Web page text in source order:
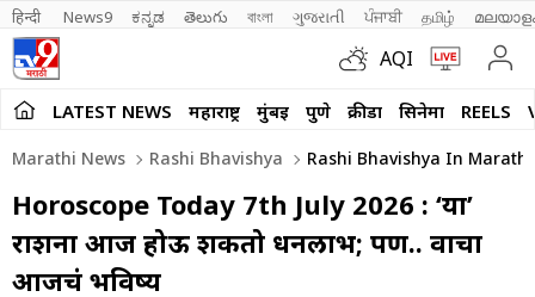
हिन्दी News9 ಕನ್ನಡ తెలుగు বাংলা ગુજરાતી ਪੰਜਾਬੀ தமிழ்
AQI
LATEST NEWS महाराष्ट्र मुंबई पुणे क्रीडा सिनेमा REELS
Marathi News Rashi Bhavishya Rashi Bhavishya In
Horoscope Today 7th July 2026 : ‘या’
राशींना आज होऊ शकतो धनलाभ; पण.. वाचा
आजचं भविष्य